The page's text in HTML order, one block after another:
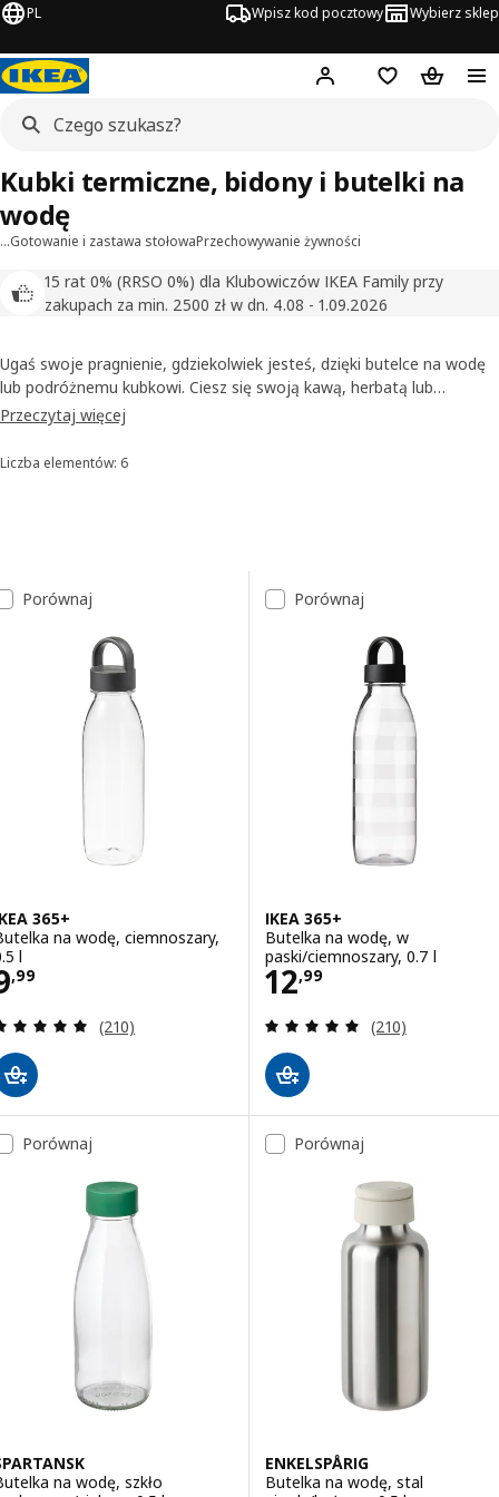
PL Wpisz kod pocztowy Wybierz sklep
Hej! Zaloguj się
Lista zakupowa
Koszyk
…Gotowanie i zastawa stołowaPrzechowywanie żywności
15 rat 0% (RRSO 0%) dla Klubowiczów IKEA Family przy
zakupach za min. 2500 zł w dn. 4.08 - 1.09.2026
Kubki termiczne, bidony i butelki na
wodę
Ugaś swoje pragnienie, gdziekolwiek jesteś, dzięki butelce na wodę
lub podróżnemu kubkowi. Ciesz się swoją kawą, herbatą lub
zdrowym smoothie zawsze i wszędzie dzięki trwałemu i łatwemu w
urok tkwi w tym, że nie obciążają one twojego portfela i są dobre
Przeczytaj więcej
Sortowanie i filtrowanie
Liczba elementów: 6
Lista wyników
Porównaj
365+
na wodę, ciemnoszary,
l
,99 9,99
Recenzja: 4.9 z 5 gwiazdki. Łączna liczba recenzji:
(210)
Porównaj
IKEA 365+
Butelka na wodę, w
paski/ciemnoszary, 0.7 l
12,99
Cena 12,99
Recenzja: 4.9
(210)
Porównaj
na wodę, szkło
Porównaj
ENKELSPÅRIG
Butelka na wodę, stal